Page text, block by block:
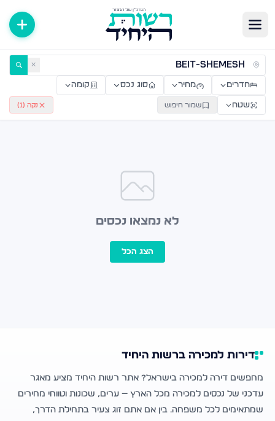
דירות למכירה ולהשכרה — רשות היחיד ✕
חדרים מחיר סוג נכס קומה
שטח שמור חיפוש נקה ( 1
)
לא נמצאו נכסים
הצג הכל
דירות למכירה ברשות היחיד
מחפשים דירה למכירה בישראל? אתר רשות היחיד מציע מאגר
עדכני של נכסים למכירה מכל הארץ — ערים, שכונות וטווחי מחירים
שמתאימים לכל משפחה. בין אם אתם זוג צעיר בתחילת הדרך,